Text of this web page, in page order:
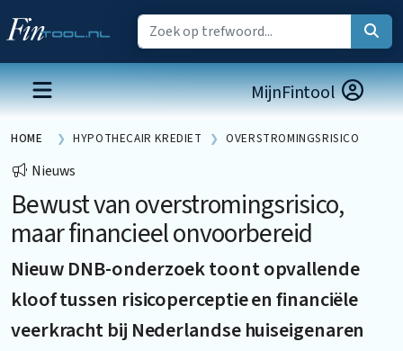
MijnFintool
HOME HYPOTHECAIR KREDIET OVERSTROMINGSRISICO
Nieuws
Bewust van overstromingsrisico,
maar financieel onvoorbereid
Nieuw DNB-onderzoek toont opvallende
kloof tussen risicoperceptie en financiële
veerkracht bij Nederlandse huiseigenaren